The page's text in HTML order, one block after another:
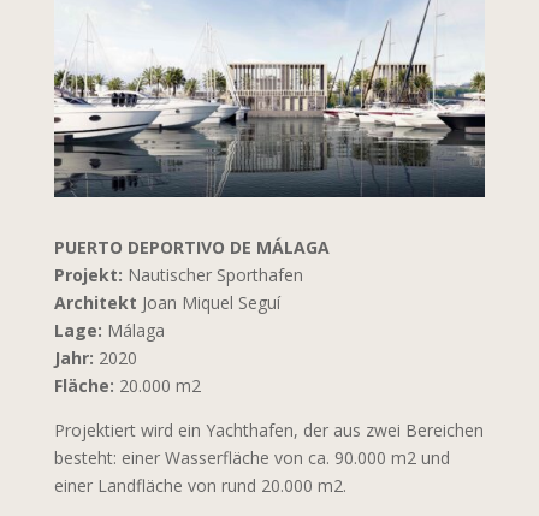
PUERTO DEPORTIVO DE MÁLAGA
Projekt: Nautischer Sporthafen
Architekt Joan Miquel Seguí
Lage: Málaga
Jahr: 2020
Fläche: 20.000 m2
Projektiert wird ein Yachthafen, der aus zwei Bereichen
besteht: einer Wasserfläche von ca. 90.000 m2 und
einer Landfläche von rund 20.000 m2.